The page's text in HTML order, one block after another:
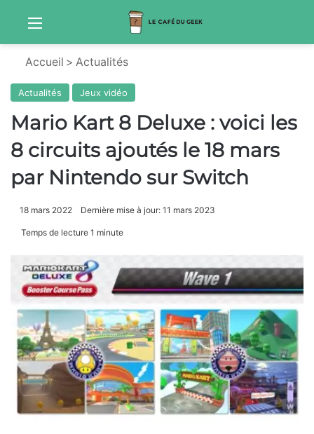
Menu
Accueil > Actualités
Actualités Jeux vidéo
Mario Kart 8 Deluxe : voici les
8 circuits ajoutés le 18 mars
par Nintendo sur Switch
18 mars 2022 Dernière mise à jour: 11 mars 2023
Temps de lecture 1 minute